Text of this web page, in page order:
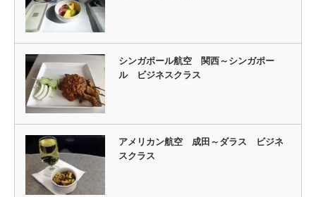
シンガポール航空 関西～シンガポー
ル ビジネスクラス
アメリカン航空 成田～ダラス ビジネ
スクラス